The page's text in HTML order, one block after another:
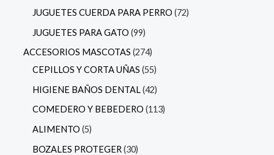
JUGUETES CUERDA PARA PERRO 72
JUGUETES PARA GATO 99
ACCESORIOS MASCOTAS 274
CEPILLOS Y CORTA UÑAS 55
HIGIENE BAÑOS DENTAL 42
COMEDERO Y BEBEDERO 113
ALIMENTO 5
BOZALES PROTEGER 30